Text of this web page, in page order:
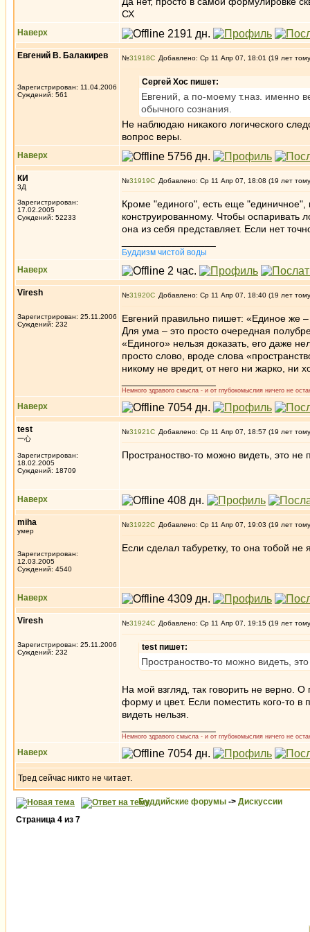
СХ
Наверх
Евгений В. Балакирев
Зарегистрирован: 11.04.2006
Суждений: 561
№31918 Добавлено: Ср 11 Апр 07, 18:01 (19 лет
Сергей Хос пишет:
Евгений, а по-моему т.наз. именно
обычного сознания.
Не наблюдаю никакого логического
вопрос веры.
Наверх
КИ
3Д
Зарегистрирован:
17.02.2005
Суждений: 52233
№31919 Добавлено: Ср 11 Апр 07, 18:08 (19 лет
Кроме "единого", есть еще "единичное",
конструированному. Чтобы оспаривать
она из себя представляет. Если нет
Буддизм чистой воды
Наверх
Viresh
Зарегистрирован: 25.11.2006
Суждений: 232
№31920 Добавлено: Ср 11 Апр 07, 18:40 (19 лет
Евгений правильно пишет: «Единое же
Для ума – это просто очередная
«Единого» нельзя доказать, его даже
просто слово, вроде слова
никому не вредит, от него ни жарко, ни
Немного здравого смысла - и от глубокомыслия ничего не
Наверх
test
一心
Зарегистрирован:
18.02.2005
Суждений: 18709
№31921 Добавлено: Ср 11 Апр 07, 18:57 (19 лет
Пространоство-то можно видеть, это не
Наверх
miha
умер
Зарегистрирован:
12.03.2005
Суждений: 4540
№31922 Добавлено: Ср 11 Апр 07, 19:03 (19 лет
Если сделал табуретку, то она тобой
Наверх
Viresh
Зарегистрирован: 25.11.2006
Суждений: 232
№31924 Добавлено: Ср 11 Апр 07, 19:15 (19 лет
test пишет:
Пространоство-то можно видеть,
На мой взгляд, так говорить не верно. О
форму и цвет. Если поместить кого-то в
видеть нельзя.
Немного здравого смысла - и от глубокомыслия ничего не
Наверх
Тред сейчас никто не читает.
Буддийские форумы -> Дискуссии
Страница 4 из 7